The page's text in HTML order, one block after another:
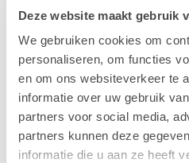
Deze website maakt gebruik
We gebruiken cookies om
personaliseren, om functies
en om ons websiteverkeer te
informatie over uw gebruik
partners voor social media,
partners kunnen deze
informatie die u aan ze heeft
eigen muziek, de
Vertaald met
MetOsmo leermoduleskan
interactieve oefeningen in
voorbereiden. Osmo
verschillende talen,
Engels, Duits...